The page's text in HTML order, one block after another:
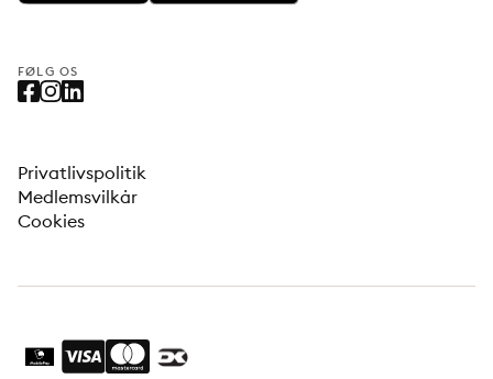
FØLG OS
Privatlivspolitik
Medlemsvilkår
Cookies